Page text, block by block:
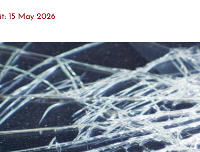
15 May 2026